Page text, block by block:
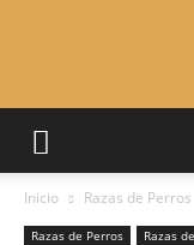
Inicio Razas de Perros
Razas de Perros Razas